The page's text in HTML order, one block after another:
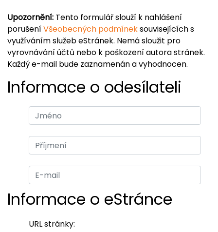
Upozornění: Tento formulář slouží k nahlášení
porušeníVšeobecných podmíneksouvisejících s
využíváním služeb eStránek. Nemá sloužit pro
vyrovnávání účtů nebo k poškození autora stránek.
Každý e-mail bude zaznamenán a vyhodnocen.
Informace o odesílateli
Informace o eStránce
URL stránky: